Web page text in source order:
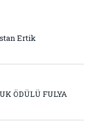
Ertik
ÖDÜLÜ FULYA